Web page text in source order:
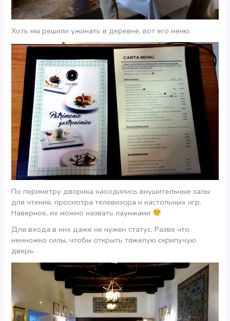
Хоть мы решили ужинать в деревне, вот его меню.
По периметру дворика находились внушительные залы
для чтения, просмотра телевизора и настольных игр.
Наверное, их можно назвать лаунжами
Для входа в них даже не нужен статус. Разве что
немножко силы, чтобы открыть тяжелую скрипучую
дверь.